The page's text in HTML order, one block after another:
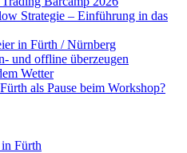
Strategie – Einführung in das
in Fürth / Nürnberg
und offline überzeugen
Wetter
als Pause beim Workshop?
in Fürth